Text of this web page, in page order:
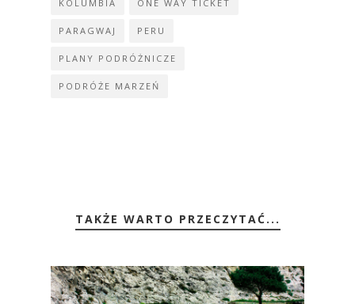
KOLUMBIA ONE WAY TICKET
PARAGWAJ PERU
PLANY PODRÓŻNICZE
PODRÓŻE MARZEŃ
TAKŻE WARTO PRZECZYTAĆ...